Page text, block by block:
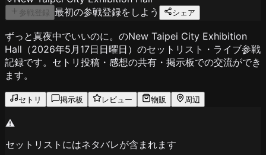
参戦登録 最初の参戦登録をしよう シェア
ずっと真夜中でいいのに。のNew Taipei City Exhibition
Hall（2026年5月17日日曜日）のセットリスト・ライブ参戦
記録です。セトリ投稿・感想の共有・掲示板での交流ができ
ます。
セトリ 掲示板 レビュー 物販 周辺
⚠️
セットリストにはネタバレが含まれます